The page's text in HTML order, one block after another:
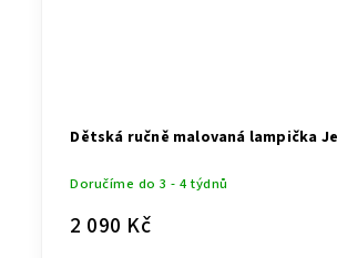
Dětská ručně malovaná lampička
Doručíme do 3 - 4 týdnů
2 090 Kč